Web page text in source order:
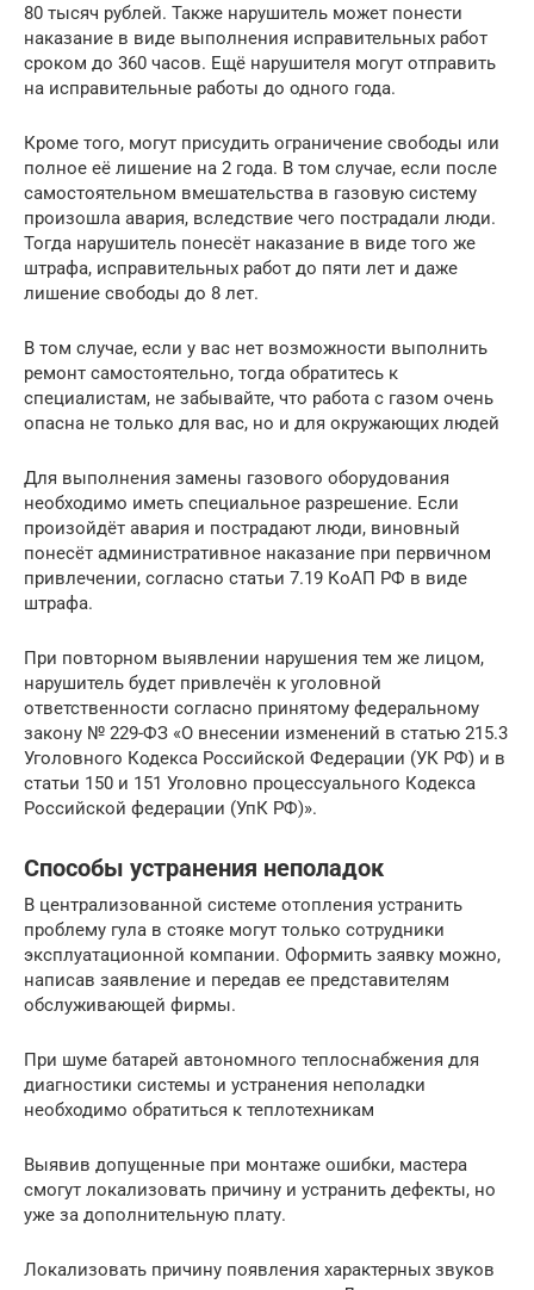
80 тысяч рублей. Также нарушитель может понести
наказание в виде выполнения исправительных работ
сроком до 360 часов. Ещё нарушителя могут отправить
на исправительные работы до одного года.
Кроме того, могут присудить ограничение свободы или
полное её лишение на 2 года. В том случае, если после
самостоятельном вмешательства в газовую систему
произошла авария, вследствие чего пострадали люди.
Тогда нарушитель понесёт наказание в виде того же
штрафа, исправительных работ до пяти лет и даже
лишение свободы до 8 лет.
В том случае, если у вас нет возможности выполнить
ремонт самостоятельно, тогда обратитесь к
специалистам, не забывайте, что работа с газом очень
опасна не только для вас, но и для окружающих людей
Для выполнения замены газового оборудования
необходимо иметь специальное разрешение. Если
произойдёт авария и пострадают люди, виновный
понесёт административное наказание при первичном
привлечении, согласно статьи 7.19 КоАП РФ в виде
штрафа.
При повторном выявлении нарушения тем же лицом,
нарушитель будет привлечён к уголовной
ответственности согласно принятому федеральному
закону № 229-ФЗ «О внесении изменений в статью 215.3
Уголовного Кодекса Российской Федерации (УК РФ) и в
статьи 150 и 151 Уголовно процессуального Кодекса
Российской федерации (УпК РФ)».
Способы устранения неполадок
В централизованной системе отопления устранить
проблему гула в стояке могут только сотрудники
эксплуатационной компании. Оформить заявку можно,
написав заявление и передав ее представителям
обслуживающей фирмы.
При шуме батарей автономного теплоснабжения для
диагностики системы и устранения неполадки
необходимо обратиться к теплотехникам
Выявив допущенные при монтаже ошибки, мастера
смогут локализовать причину и устранить дефекты, но
уже за дополнительную плату.
Локализовать причину появления характерных звуков